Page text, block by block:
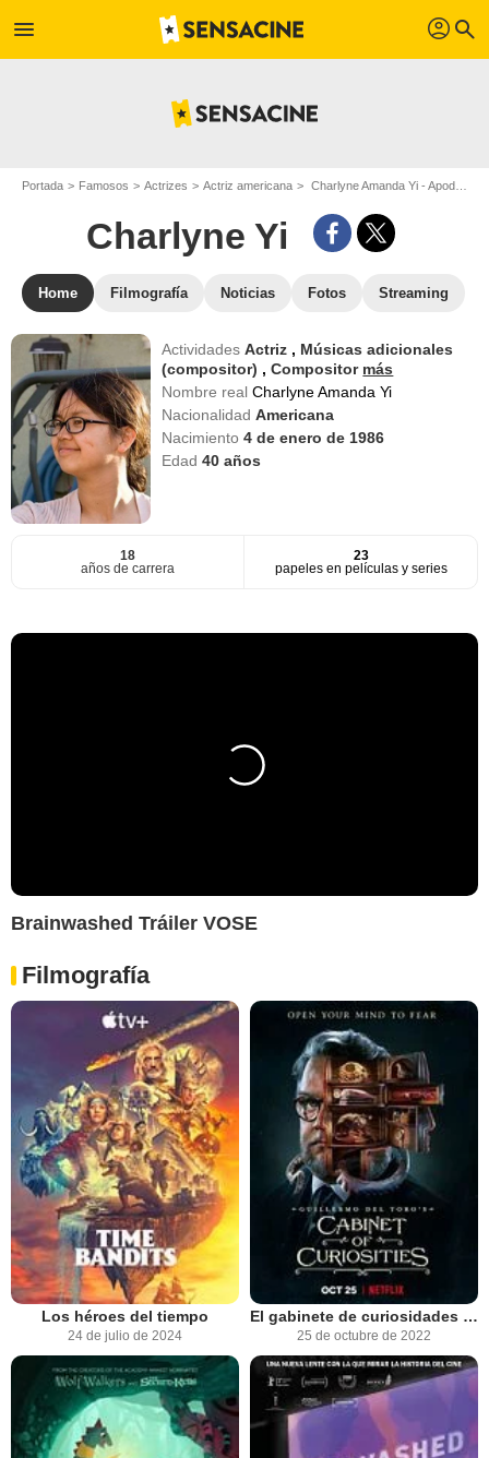
menu profil search
Portada Famosos Actrizes Actriz americana Charlyne Amanda Yi - Apodo : Charlyne Yi
Charlyne Yi
Home Filmografía Noticias Fotos Streaming
ActividadesActriz , Músicas adicionales
(compositor) ,Compositor más
Nombre realCharlyne Amanda Yi
NacionalidadAmericana
Nacimiento4 de enero de 1986
Edad40 años
18
años de carrera
23
papeles en películas y series
Brainwashed Tráiler VOSE
Filmografía
Los héroes del tiempo
24 de julio de 2024
El gabinete de curiosidades de Guillermo del Toro
25 de octubre de 2022